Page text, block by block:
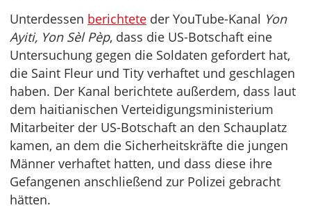
Unterdessen berichtete der YouTube-Kanal Yon
Ayiti, Yon Sèl Pèp, dass die US-Botschaft eine
Untersuchung gegen die Soldaten gefordert hat,
die Saint Fleur und Tity verhaftet und geschlagen
haben. Der Kanal berichtete außerdem, dass laut
dem haitianischen Verteidigungsministerium
Mitarbeiter der US-Botschaft an den Schauplatz
kamen, an dem die Sicherheitskräfte die jungen
Männer verhaftet hatten, und dass diese ihre
Gefangenen anschließend zur Polizei gebracht
hätten.